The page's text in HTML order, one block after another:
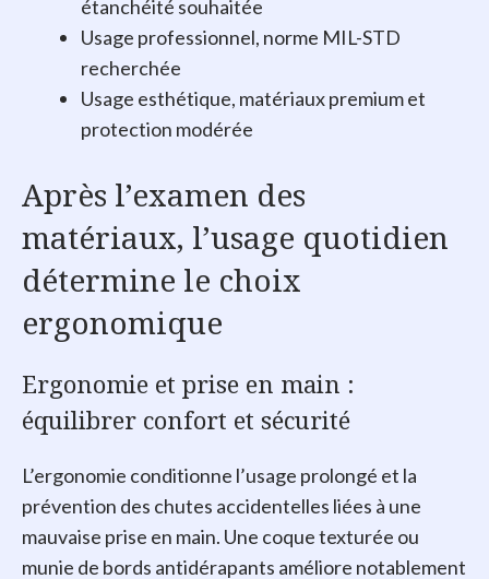
étanchéité souhaitée
Usage professionnel, norme MIL-STD
recherchée
Usage esthétique, matériaux premium et
protection modérée
Après l’examen des
matériaux, l’usage quotidien
détermine le choix
ergonomique
Ergonomie et prise en main :
équilibrer confort et sécurité
L’ergonomie conditionne l’usage prolongé et la
prévention des chutes accidentelles liées à une
mauvaise prise en main. Une coque texturée ou
munie de bords antidérapants améliore notablement